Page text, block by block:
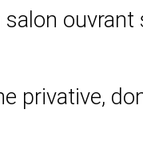
privative,